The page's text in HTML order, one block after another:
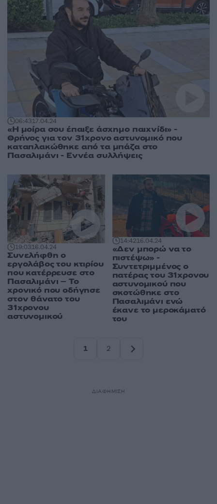
06:4317.04.24
«Η μοίρα σου έπαιξε άσχημο παιχνίδι» -
Θρήνος για τον 31χρονο αστυνομικό που
καταπλακώθηκε από τα μπάζα στο
Πασαλιμάνι - Εννέα συλλήψεις
19:0316.04.24
Συνελήφθη ο
εργολάβος του κτιρίου
που κατέρρευσε στο
Πασαλιμάνι – Το
χρονικό που οδήγησε
στον θάνατο του
31χρονου
αστυνομικού
14:4216.04.24
«Δεν μπορώ να το
πιστέψω» -
Συντετριμμένος ο
πατέρας του 31χρονου
αστυνομικού που
σκοτώθηκε στο
Πασαλιμάνι ενώ
έκανε το μεροκάματό
του
1
2
ΔΙΑΦΗΜΙΣΗ